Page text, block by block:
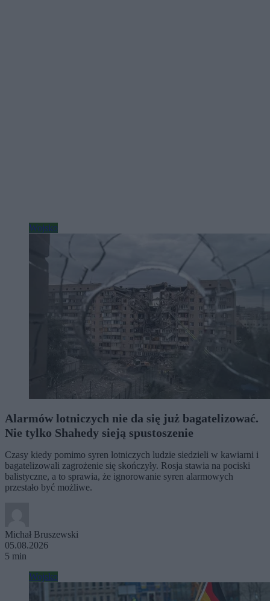
Wojsko
Alarmów lotniczych nie da się już bagatelizować.
Nie tylko Shahedy sieją spustoszenie
Czasy kiedy pomimo syren lotniczych ludzie siedzieli w kawiarni i
bagatelizowali zagrożenie się skończyły. Rosja stawia na pociski
balistyczne, a to sprawia, że ignorowanie syren alarmowych
przestało być możliwe.
Michał Bruszewski
05.08.2026
5 min
Wojsko